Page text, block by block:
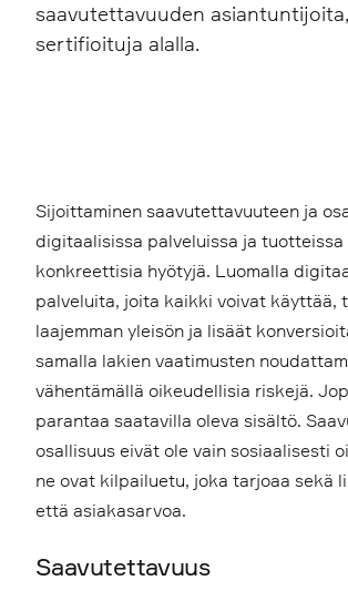
saavutettavuuden
sertifioituja alalla.
Sijoittaminen saavutettavuuteen ja
digitaalisissa palveluissa ja
konkreettisia hyötyjä. Luomalla
palveluita, joita kaikki voivat käyttää,
laajemman yleisön ja lisäät
samalla lakien vaatimusten
vähentämällä oikeudellisia riskejä.
parantaa saatavilla oleva sisältö.
osallisuus eivät ole vain sosiaalisesti
ne ovat kilpailuetu, joka tarjoaa sekä
että asiakasarvoa.
Saavutettavuus